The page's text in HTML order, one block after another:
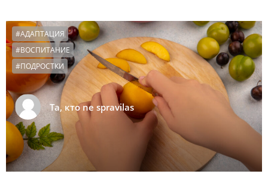
Ta, кто ne spravilas
#АДАПТАЦИЯ
#ВОСПИТАНИЕ
#ПОДРОСТКИ